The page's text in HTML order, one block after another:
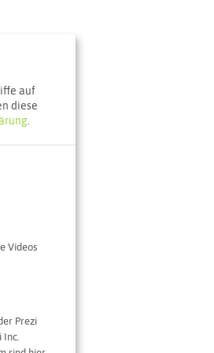
auf
diese
.
Videos
Prezi
Inc.